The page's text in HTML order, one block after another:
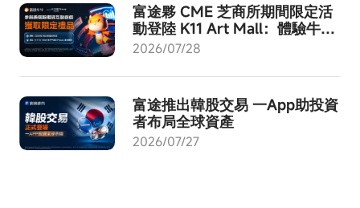
富途夥 CME 芝商所期間限定活
動登陸 K11 Art Mall：體驗牛牛
AI - 成就交易進化！
2026/07/28
富途推出韓股交易 一App助投資
者布局全球資產
2026/07/27